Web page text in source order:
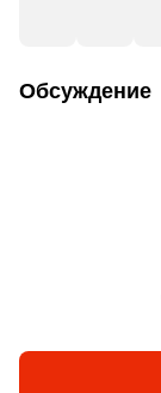
Обсуждение